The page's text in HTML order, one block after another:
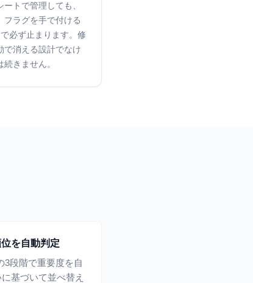
ートで管理しても、
フラグを手で付ける
必ず止まります。修
で消える設計でなけ
きません。
を自動判定
3段階で重要度を自
基づいて並べ替え